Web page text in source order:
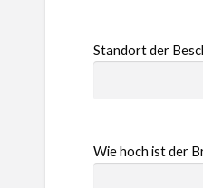
Standort der
Wie hoch ist der